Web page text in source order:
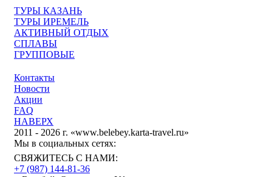
Контакты
Новости
Акции
FAQ
НАВЕРХ
2011 - 2026 г. «www.belebey.karta-travel.ru»
ТУРЫ КАЗАНЬ
ТУРЫ ИРЕМЕЛЬ
АКТИВНЫЙ ОТДЫХ
СПЛАВЫ
ГРУППОВЫЕ
Мы в социальных сетях:
СВЯЖИТЕСЬ С НАМИ:
+7 (987) 144-81-36